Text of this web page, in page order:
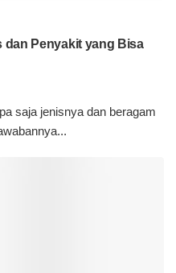
dan Penyakit yang Bisa
saja jenisnya dan beragam